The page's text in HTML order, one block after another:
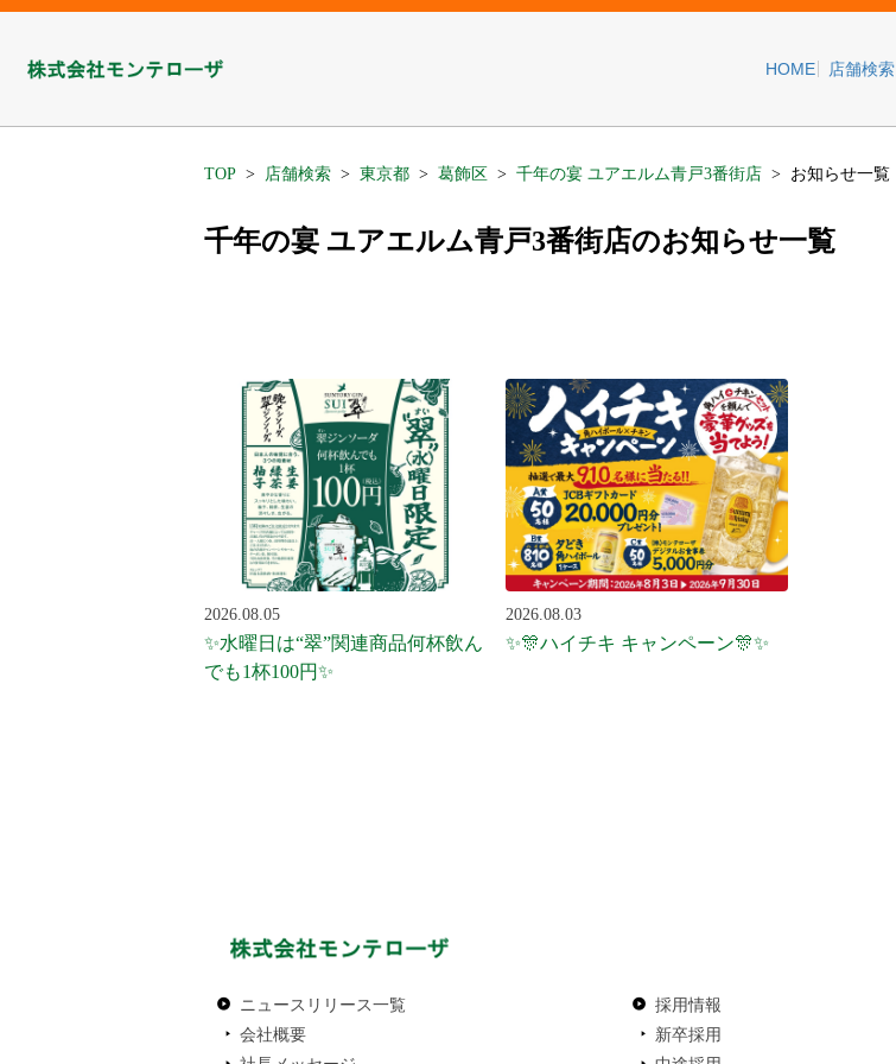
HOME 店舗検索
TOP 店舗検索 東京都 葛飾区 千年の宴 ユアエルム青戸3番街店 お知らせ一覧
千年の宴 ユアエルム青戸3番街店のお知らせ一覧
2026.08.05
✨水曜日は“翠”関連商品何杯飲ん
でも1杯100円✨
2026.08.03
✨🎊ハイチキ キャンペーン🎊✨
ニュースリリース一覧
会社概要
採用情報
新卒採用